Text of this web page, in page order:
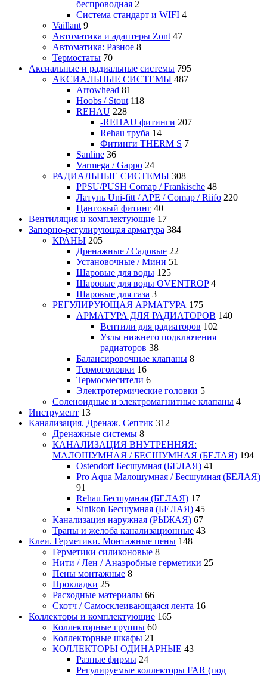
беспроводная 2
Система стандарт и WIFI 4
Vaillant 9
Автоматика и адаптеры Zont 47
Автоматика: Разное 8
Термостаты 70
Аксиальные и радиальные системы 795
АКСИАЛЬНЫЕ СИСТЕМЫ 487
Arrowhead 81
Hoobs / Stout 118
REHAU 228
-REHAU фитинги 207
Rehau труба 14
Фитинги THERM S 7
Sanline 36
Varmega / Gappo 24
РАДИАЛЬНЫЕ СИСТЕМЫ 308
PPSU/PUSH Comap / Frankische 48
Латунь Uni-fitt / APE / Comap / Riifo 220
Цанговый фитинг 40
Вентиляция и комплектующие 17
Запорно-регулирующая арматура 384
КРАНЫ 205
Дренажные / Садовые 22
Установочные / Мини 51
Шаровые для воды 125
Шаровые для воды OVENTROP 4
Шаровые для газа 3
РЕГУЛИРУЮЩАЯ АРМАТУРА 175
АРМАТУРА ДЛЯ РАДИАТОРОВ 140
Вентили для радиаторов 102
Узлы нижнего подключения
радиаторов 38
Балансировочные клапаны 8
Термоголовки 16
Термосмесители 6
Электротермические головки 5
Соленоидные и электромагнитные клапаны 4
Инструмент 13
Канализация. Дренаж. Септик 312
Дренажные системы 8
КАНАЛИЗАЦИЯ ВНУТРЕННЯЯ:
МАЛОШУМНАЯ / БЕСШУМНАЯ (БЕЛАЯ) 194
Ostendorf Бесшумная (БЕЛАЯ) 41
Pro Aqua Малошумная / Бесшумная (БЕЛАЯ)
91
Rehau Бесшумная (БЕЛАЯ) 17
Sinikon Бесшумная (БЕЛАЯ) 45
Канализация наружная (РЫЖАЯ) 67
Трапы и желоба канализационные 43
Клеи. Герметики. Монтажные пены 148
Герметики силиконовые 8
Нити / Лен / Анаэробные герметики 25
Пены монтажные 8
Прокладки 25
Расходные материалы 66
Скотч / Самосклеивающаяся лента 16
Коллекторы и комплектующие 165
Коллекторные группы 60
Коллекторные шкафы 21
КОЛЛЕКТОРЫ ОДИНАРНЫЕ 43
Разные фирмы 24
Регулируемые коллекторы FAR (под